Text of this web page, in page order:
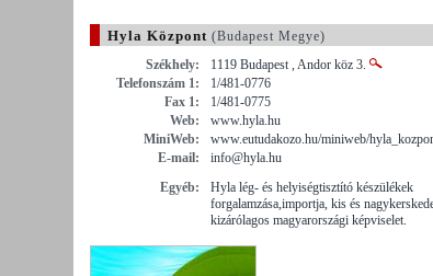
Hyla Központ (Budapest Megye)
Székhely:
1119 Budapest , Andor köz 3.
Telefonszám 1:
1/481-0776
Fax 1:
1/481-0775
Web:
www.hyla.hu
MiniWeb:
www.eutudakozo.hu/miniweb/
E-mail:
info@hyla.hu
Egyéb:
Hyla lég- és helyiségtisztító készülékek
forgalamzása,importja, kis és
kizárólagos magyarországi képviselet.